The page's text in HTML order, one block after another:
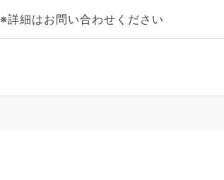
※詳細はお問い合わせください